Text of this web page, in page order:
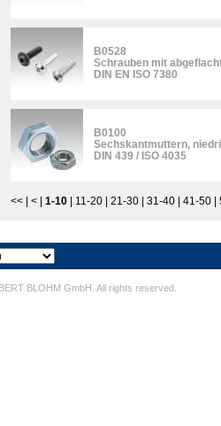
B0528
Schrauben mit
DIN EN ISO 7380
B0100
Sechskantmuttern,
DIN 439 / ISO 4035
<< < 1-10 11-20 21-30 31-40 41-50
BLOHM GmbH. All rights reserved.